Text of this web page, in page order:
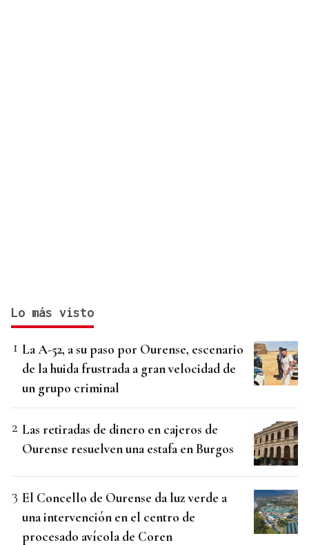
Lo más visto
La A-52, a su paso por Ourense, escenario
de la huida frustrada a gran velocidad de
un grupo criminal
Las retiradas de dinero en cajeros de
Ourense resuelven una estafa en Burgos
El Concello de Ourense da luz verde a
una intervención en el centro de
procesado avícola de Coren